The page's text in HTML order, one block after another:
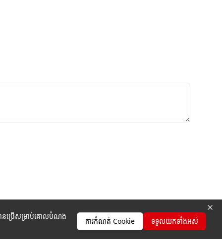
ានប្រើសម្រាប់គោលបំណង
ការកំណត់ Cookie ទទួលយកទាំងអស់